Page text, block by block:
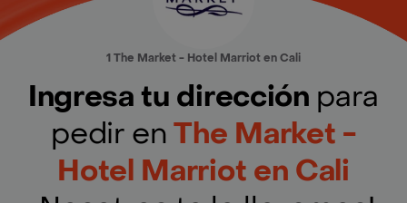
1 The Market - Hotel Marriot en Cali
Ingresa tu dirección para
pedir enThe Market -
Hotel Marriot en Cali